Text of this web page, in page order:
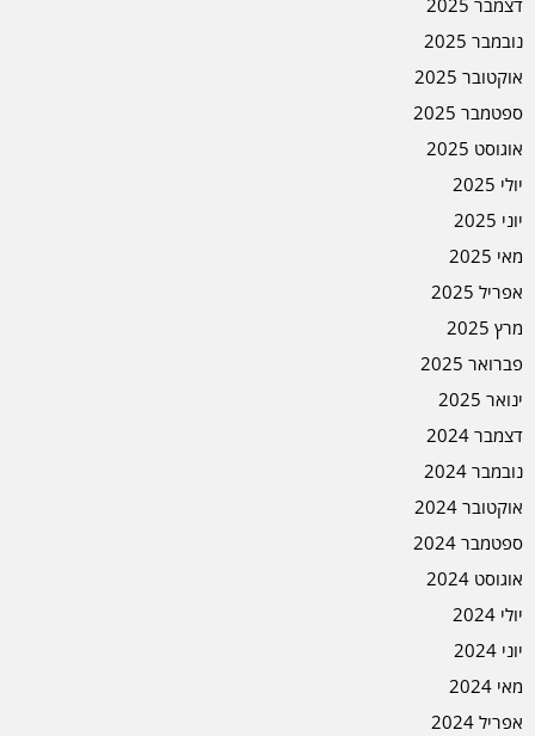
דצמבר 2025
נובמבר 2025
אוקטובר 2025
ספטמבר 2025
אוגוסט 2025
יולי 2025
יוני 2025
מאי 2025
אפריל 2025
מרץ 2025
פברואר 2025
ינואר 2025
דצמבר 2024
נובמבר 2024
אוקטובר 2024
ספטמבר 2024
אוגוסט 2024
יולי 2024
יוני 2024
מאי 2024
אפריל 2024